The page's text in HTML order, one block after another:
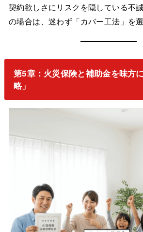
契約欲しさにリスクを隠している不
の場合は、迷わず「カバー工法」を
第5章：火災保険と補助金を味方
略」